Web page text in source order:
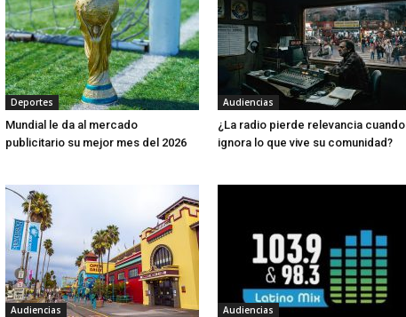
Deportes
Mundial le da al mercado
publicitario su mejor mes del 2026
Audiencias
¿La radio pierde relevancia cuando
ignora lo que vive su comunidad?
Audiencias Audiencias